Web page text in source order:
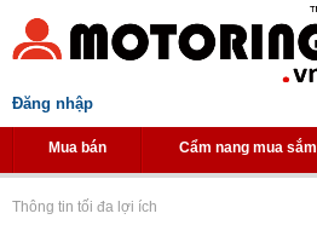
Đăng nhập
Mua bán Cẩm nang mua sắm
Thông tin tối đa lợi ích